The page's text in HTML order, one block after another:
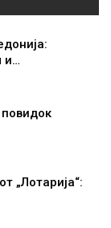
и…
„Лотарија“: